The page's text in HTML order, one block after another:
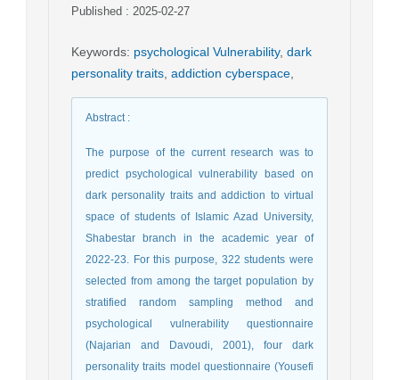
Published : 2025-02-27
Keywords: psychological Vulnerability, dark
personality traits addiction cyberspace
Abstract:
The purpose of the current research was to
predict psychological vulnerability based on
dark personality traits and addiction to virtual
space of students of Islamic Azad University,
Shabestar branch in the academic year of
2022-23. For this purpose, 322 students were
selected from among the target population by
stratified random sampling method and
psychological vulnerability questionnaire
(Najarian and Davoudi, 2001), four dark
personality traits model questionnaire (Yousefi